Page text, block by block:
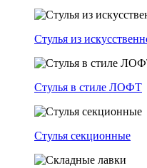
Стулья из
Стулья в стиле ЛОФТ
Стулья секционные